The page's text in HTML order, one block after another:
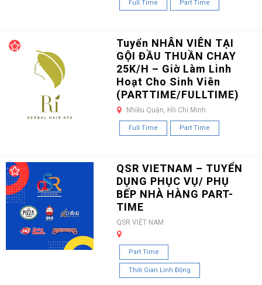
Full Time Part Time
Tuyển NHÂN VIÊN TẠI
GỘI ĐẦU THUẦN CHAY
25K/H – Giờ Làm Linh
Hoạt Cho Sinh Viên
(PARTTIME/FULLTIME)
Nhiều Quận, Hồ Chí Minh
Full Time Part Time
QSR VIETNAM – TUYỂN
DỤNG PHỤC VỤ/ PHỤ
BẾP NHÀ HÀNG PART-
TIME
QSR VIỆT NAM
Part Time
Thời Gian Linh Động